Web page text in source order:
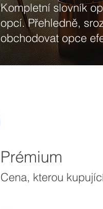
Kompletní slovník
opcí. Přehledně,
obchodovat opce
Prémium
Cena, kterou